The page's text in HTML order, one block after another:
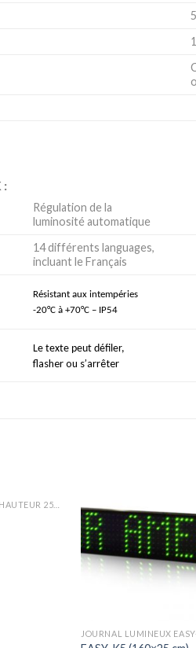
:
Régulation de la
luminosité automatique
14 différents languages,
incluant le Français
Résistant aux intempéries
-20°C à +70°C – IP54
Le texte peut défiler,
flasher ou s’arrêter